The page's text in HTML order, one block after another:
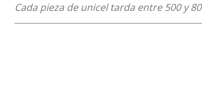
Cada pieza de unicel tarda entre 500 y